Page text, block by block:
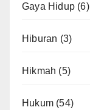
Gaya Hidup (6)
Hiburan (3)
Hikmah (5)
Hukum (54)